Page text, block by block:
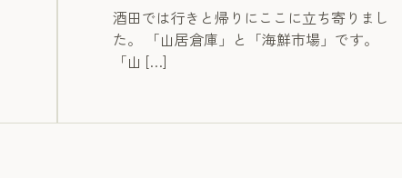
酒田では行きと帰りにここに立ち寄りまし
た。 「山居倉庫」と「海鮮市場」です。
「山 […]